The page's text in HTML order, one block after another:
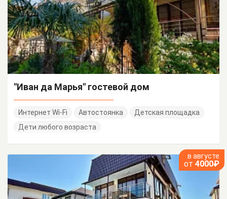
"Иван да Марья" гостевой дом
Интернет Wi-Fi Автостоянка
Детская площадка
Дети любого возраста
в августе
от 4000₽